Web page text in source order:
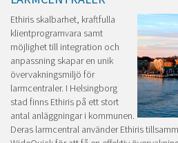
Ethiris skalbarhet, kraftfulla
klientprogramvara samt
möjlighet till integration och
anpassning skapar en unik
övervakningsmiljö för
larmcentraler. I Helsingborg
stad finns Ethiris på ett stort
antal anläggningar i kommunen.
Deras larmcentral använder Ethiris